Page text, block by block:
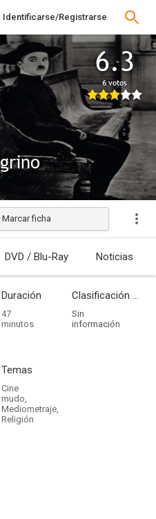
Identificarse/Registrarse
6.3
6 votos
Estrenada
Marcar ficha
DVD / Blu-Ray Noticias
Duración
47
minutos
Clasificación por edades
Sin
información
Temas
Cine
mudo,
Mediometraje,
Religión